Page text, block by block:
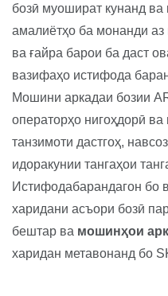
бозӣ муошират кунанд ва
амалиётҳо ба монанди
ва ғайра барои ба даст
вазифаҳо истифода
Мошини аркадаи бозии
операторҳо нигоҳдорӣ
танзимоти дастгоҳ,
идоракунии тангаҳои
Истифодабарандагон бо
харидани асъори бозӣ
бештар ва мошинҳои
харидан метавонанд бо